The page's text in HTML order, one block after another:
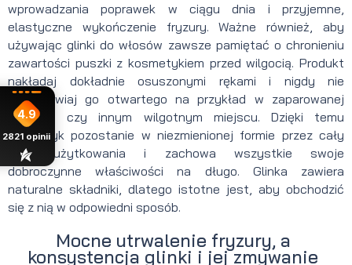
wprowadzania poprawek w ciągu dnia i przyjemne,
elastyczne wykończenie fryzury. Ważne również, aby
używając glinki do włosów zawsze pamiętać o chronieniu
zawartości puszki z kosmetykiem przed wilgocią. Produkt
nakładaj dokładnie osuszonymi rękami i nigdy nie
pozostawiaj go otwartego na przykład w zaparowanej
łazience czy innym wilgotnym miejscu. Dzięki temu
kosmetyk pozostanie w niezmienionej formie przez cały
czas użytkowania i zachowa wszystkie swoje
dobroczynne właściwości na długo. Glinka zawiera
naturalne składniki, dlatego istotne jest, aby obchodzić
się z nią w odpowiedni sposób.
Mocne utrwalenie fryzury, a
konsystencja glinki i jej zmywanie
4.9
2821 opinii